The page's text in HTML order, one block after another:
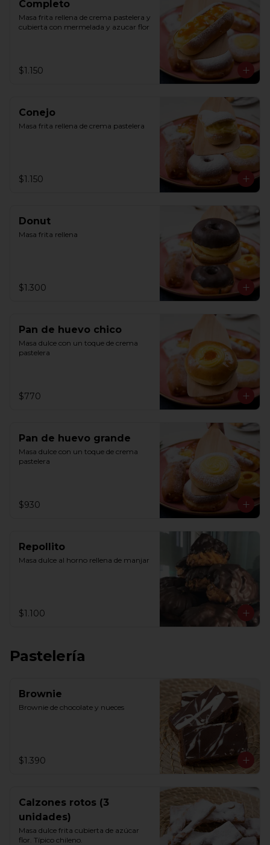
Completo
Masa frita rellena de crema pastelera y
cubierta con mermelada y azucar flor
$1.150
Conejo
Masa frita rellena de crema pastelera
$1.150
Donut
Masa frita rellena
$1.300
Pan de huevo chico
Masa dulce con un toque de crema
pastelera
$770
Pan de huevo grande
Masa dulce con un toque de crema
pastelera
$930
Repollito
Masa dulce al horno rellena de manjar
$1.100
Pastelería
Brownie
Brownie de chocolate y nueces
$1.390
Calzones rotos (3
unidades)
Masa dulce frita cubierta de azúcar
flor. Típico chileno.